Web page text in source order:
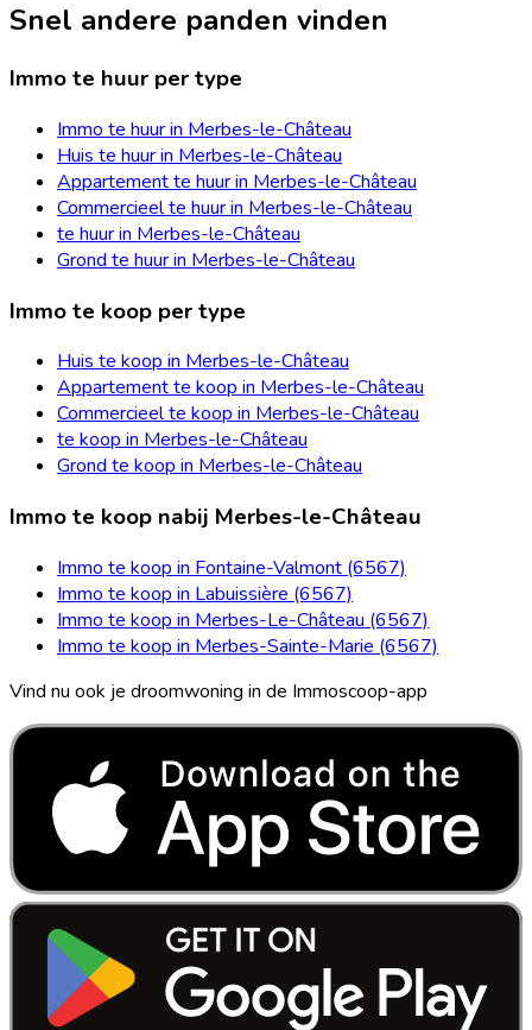
Snel andere panden vinden
Immo te huur per type
Immo te huur in Merbes-le-Château
Huis te huur in Merbes-le-Château
Appartement te huur in Merbes-le-Château
Commercieel te huur in Merbes-le-Château
te huur in Merbes-le-Château
Grond te huur in Merbes-le-Château
Immo te koop per type
Huis te koop in Merbes-le-Château
Appartement te koop in Merbes-le-Château
Commercieel te koop in Merbes-le-Château
te koop in Merbes-le-Château
Grond te koop in Merbes-le-Château
Immo te koop nabij Merbes-le-Château
Immo te koop in Fontaine-Valmont (6567)
Immo te koop in Labuissière (6567)
Immo te koop in Merbes-Le-Château (6567)
Immo te koop in Merbes-Sainte-Marie (6567)
Vind nu ook je droomwoning in de Immoscoop-app